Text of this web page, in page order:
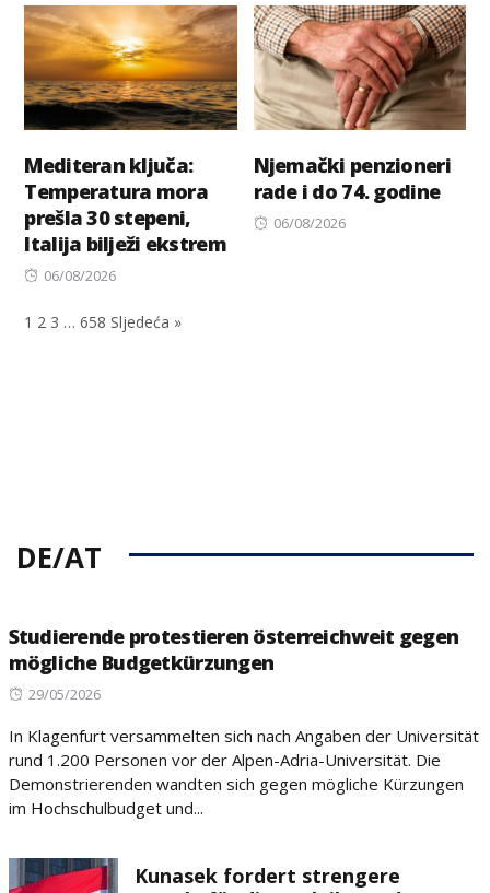
Mediteran ključa:
Temperatura mora
prešla 30 stepeni,
Italija bilježi ekstrem
Posted
06/08/2026
Njemački penzioneri
rade i do 74. godine
Posted
06/08/2026
1 2 3 … 658 Sljedeća »
DE/AT
Studierende protestieren österreichweit gegen
mögliche Budgetkürzungen
Posted
29/05/2026
In Klagenfurt versammelten sich nach Angaben der Universität
rund 1.200 Personen vor der Alpen-Adria-Universität. Die
Demonstrierenden wandten sich gegen mögliche Kürzungen
im Hochschulbudget und...
Kunasek fordert strengere